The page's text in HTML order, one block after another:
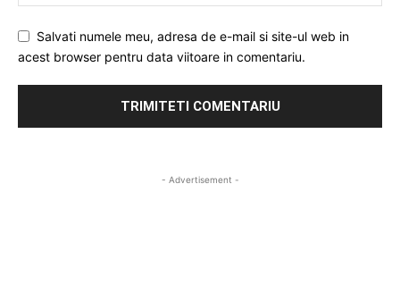
Salvati numele meu, adresa de e-mail si site-ul web in
acest browser pentru data viitoare in comentariu.
- Advertisement -